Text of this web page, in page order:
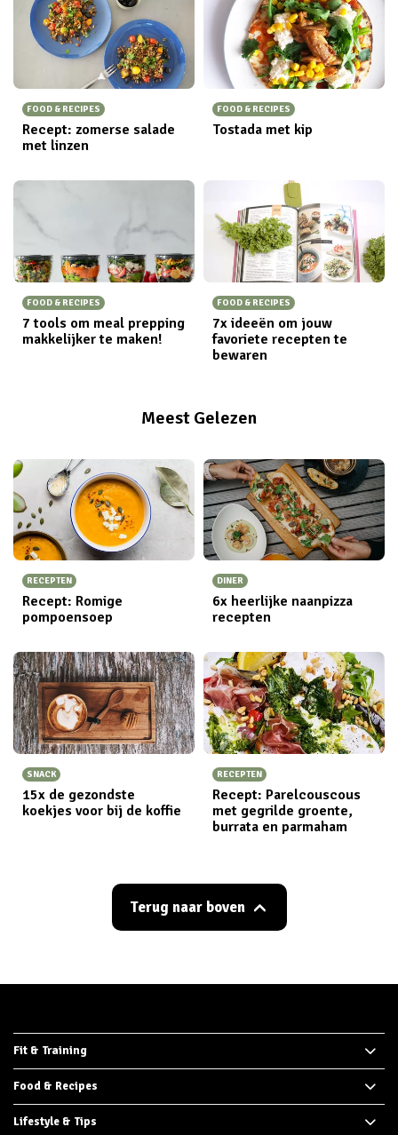
FOOD & RECIPES
Recept: zomerse salade
met linzen
FOOD & RECIPES
Tostada met kip
FOOD & RECIPES
7 tools om meal prepping
makkelijker te maken!
FOOD & RECIPES
7x ideeën om jouw
favoriete recepten te
bewaren
Meest Gelezen
RECEPTEN
Recept: Romige
pompoensoep
DINER
6x heerlijke naanpizza
recepten
SNACK
15x de gezondste
koekjes voor bij de koffie
RECEPTEN
Recept: Parelcouscous
met gegrilde groente,
burrata en parmaham
Terug naar boven
Fit & Training
Food & Recipes
Lifestyle & Tips